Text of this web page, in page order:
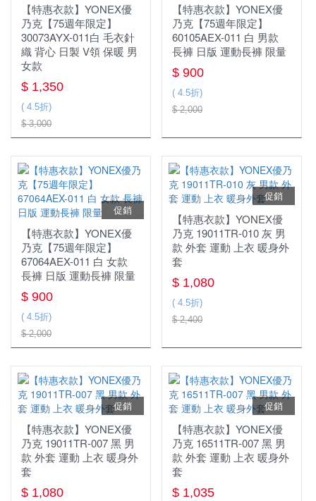
【特惠衣款】YONEX優
乃克【75週年限定】
30073AYX-011白 毛衣針
織 背心 日製 V領 保暖 男
女款
$ 1,350
( 4.5折)
$ 3,000
【特惠衣款】YONEX優
乃克【75週年限定】
60105AEX-011 白 男款
長褲 日版 運動長褲 限量
$ 900
( 4.5折)
$ 2,000
促銷
【特惠衣款】YONEX優
乃克【75週年限定】
67064AEX-011 白 女款
長褲 日版 運動長褲 限量
$ 900
( 4.5折)
$ 2,000
促銷
【特惠衣款】YONEX優
乃克 19011TR-010 灰 男
款 外套 運動 上衣 暖身外
套
$ 1,080
( 4.5折)
$ 2,400
促銷
【特惠衣款】YONEX優
乃克 19011TR-007 黑 男
款 外套 運動 上衣 暖身外
套
$ 1,080
促銷
【特惠衣款】YONEX優
乃克 16511TR-007 黑 男
款 外套 運動 上衣 暖身外
套
$ 1,035